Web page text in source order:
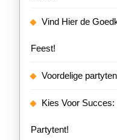
Vind Hier de
Feest!
Voordelige
Kies Voor
Partytent!